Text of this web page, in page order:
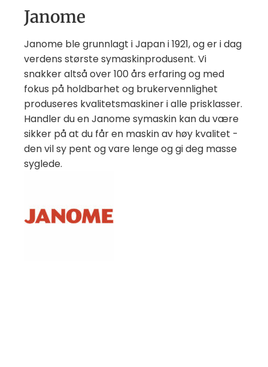
Janome
Janome ble grunnlagt i Japan i 1921, og er i dag
verdens største symaskinprodusent. Vi
snakker altså over 100 års erfaring og med
fokus på holdbarhet og brukervennlighet
produseres kvalitetsmaskiner i alle prisklasser.
Handler du en Janome symaskin kan du være
sikker på at du får en maskin av høy kvalitet -
den vil sy pent og vare lenge og gi deg masse
syglede.